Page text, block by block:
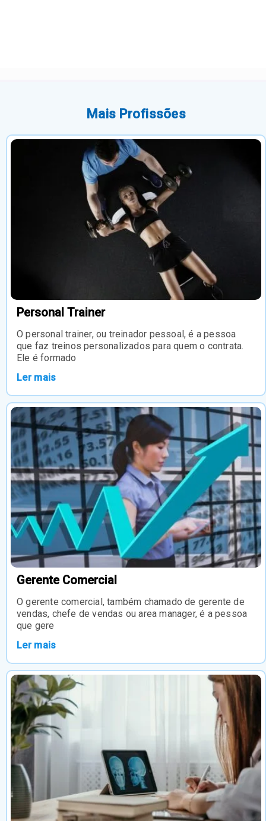
Mais Profissões
Personal Trainer
O personal trainer, ou treinador pessoal, é a pessoa
que faz treinos personalizados para quem o contrata.
Ele é formado
Ler mais
Gerente Comercial
O gerente comercial, também chamado de gerente de
vendas, chefe de vendas ou area manager, é a pessoa
que gere
Ler mais